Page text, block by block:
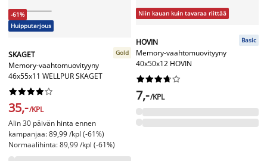
-61%
Huipputarjous
SKAGET
Memory-vaahtomuovityyny
46x55x11 WELLPUR SKAGET
Gold






35,-/KPL
Alin 30 päivän hinta ennen
kampanjaa: 89,99 /kpl (-61%)
Normaalihinta: 89,99 /kpl (-61%)
Niin kauan kuin tavaraa riittää
HOVIN
Memory-vaahtomuovityyny
40x50x12 HOVIN
Basic






7,-/KPL